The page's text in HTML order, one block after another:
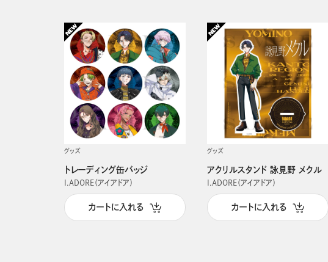
グッズ
トレーディング缶バッジ
I.ADORE（アイアドア）
カートに入れる
グッズ
アクリルスタンド 詠見野 メクル
I.ADORE（アイアドア）
カートに入れる